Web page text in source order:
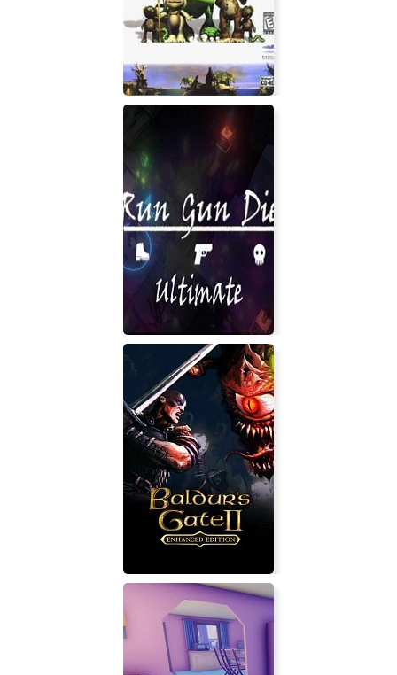
Creatures 2
Run Gun Die Ultimate